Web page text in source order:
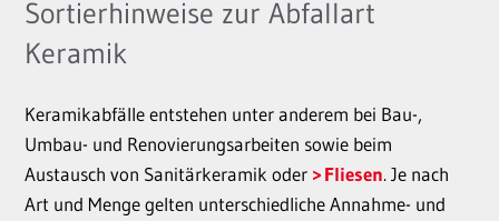
Sortierhinweise zur Abfallart
Keramik
Keramikabfälle entstehen unter anderem bei Bau-,
Umbau- und Renovierungsarbeiten sowie beim
Austausch von Sanitärkeramik oder
Fliesen. Je nach
Art und Menge gelten unterschiedliche Annahme- und